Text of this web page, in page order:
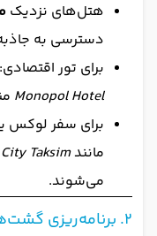
هتل‌های نزدیک
دسترسی به
برای تور اقتصادی:
Monopol Hotel
مانندTaksim
می‌شوند.
۲. برنامه‌ریزی گشت‌ها